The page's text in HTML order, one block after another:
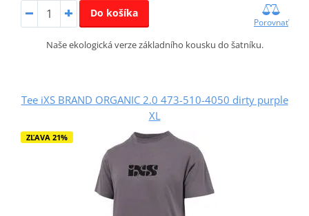
Do košíka
Porovnať
Naše ekologická verze základního kousku do šatníku.
Tee iXS BRAND ORGANIC 2.0 473-510-4050 dirty purple
XL
ZĽAVA 21%